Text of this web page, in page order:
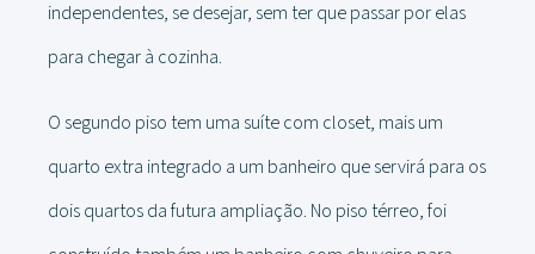
independentes, se desejar, sem ter que passar por elas
para chegar à cozinha.
O segundo piso tem uma suíte com closet, mais um
quarto extra integrado a um banheiro que servirá para os
dois quartos da futura ampliação. No piso térreo, foi